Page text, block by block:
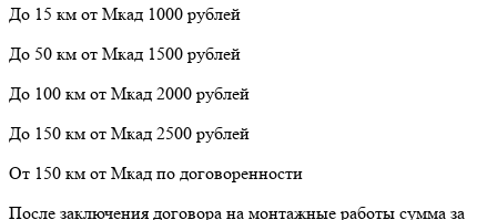
До 15 км от Мкад 1000 рублей
До 50 км от Мкад 1500 рублей
До 100 км от Мкад 2000 рублей
До 150 км от Мкад 2500 рублей
От 150 км от Мкад по договоренности
После заключения договора на монтажные работы сумма за